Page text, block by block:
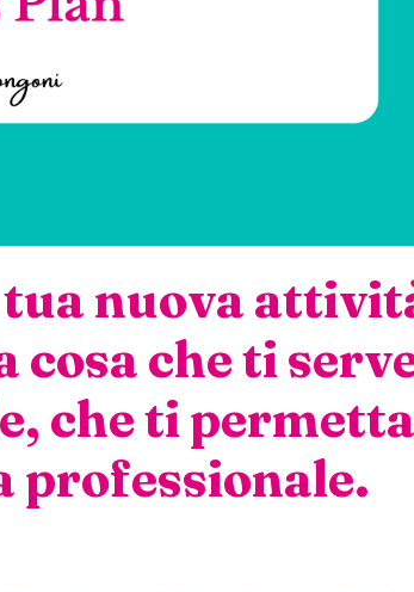
nuova
che ti
che ti permetta
professionale.